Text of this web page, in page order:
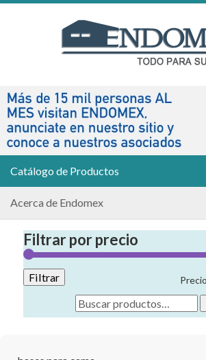
Catálogo de Productos
Acerca de Endomex
Filtrar por precio
Filtrar